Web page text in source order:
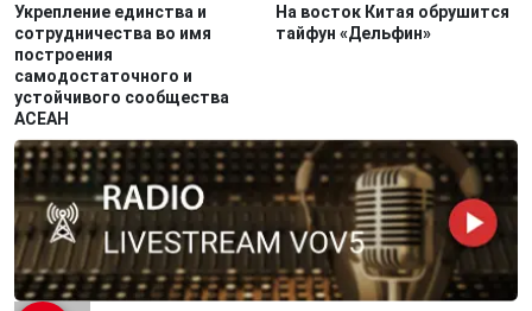
Укрепление единства и
сотрудничества во имя
построения
самодостаточного и
устойчивого сообщества
АСЕАН
На восток Китая обрушится
тайфун «Дельфин»